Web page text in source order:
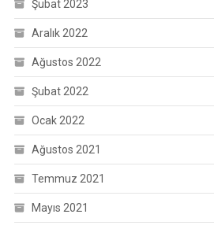
Şubat 2023
Aralık 2022
Ağustos 2022
Şubat 2022
Ocak 2022
Ağustos 2021
Temmuz 2021
Mayıs 2021